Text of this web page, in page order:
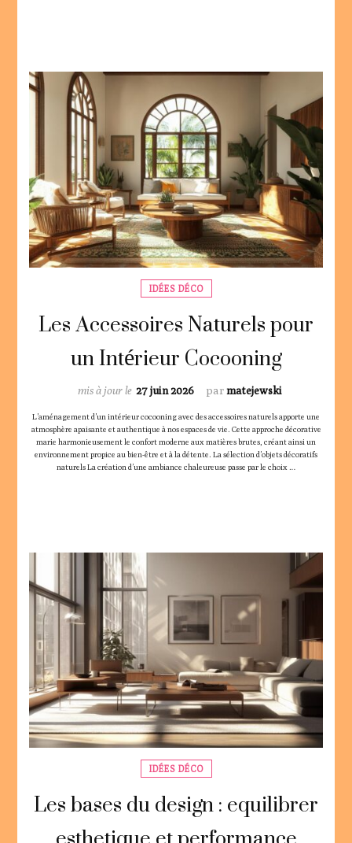
IDÉES DÉCO
Les Accessoires Naturels pour
un Intérieur Cocooning
parmatejewski
mis à jour le 27 juin 2026
L’aménagement d’un intérieur cocooning avec des accessoires naturels apporte une
atmosphère apaisante et authentique à nos espaces de vie. Cette approche décorative
marie harmonieusement le confort moderne aux matières brutes, créant ainsi un
environnement propice au bien-être et à la détente. La sélection d’objets décoratifs
naturels La création d’une ambiance chaleureuse passe par le choix …
IDÉES DÉCO
Les bases du design : equilibrer